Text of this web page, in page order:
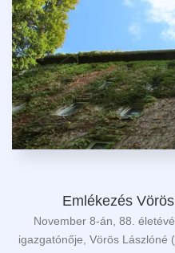
Emlékezés
November 8-án, 88.
igazgatónője, Vörös Lászlóné